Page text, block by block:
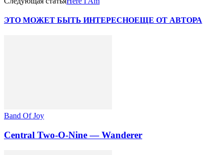
ЭТО МОЖЕТ БЫТЬ ИНТЕРЕСНОЕЩЕ ОТ АВТОРА
Band Of Joy
Central Two-O-Nine — Wanderer